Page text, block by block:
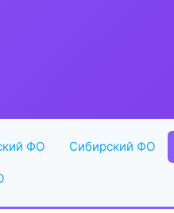
ФО Сибирский ФО